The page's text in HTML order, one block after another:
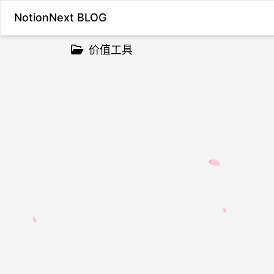
NotionNext BLOG
价值工具